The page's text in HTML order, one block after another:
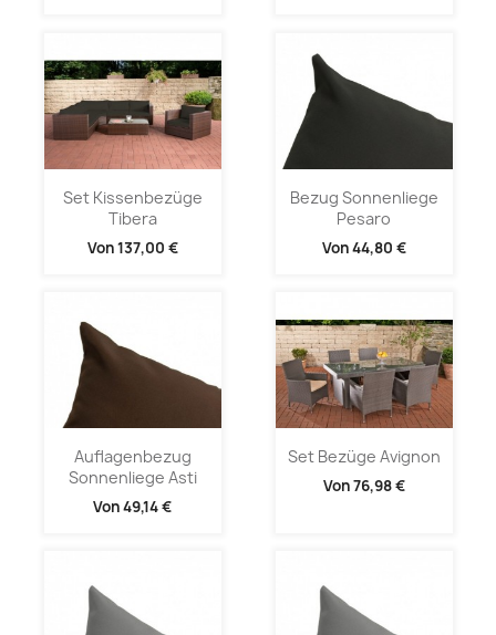
Set Kissenbezüge
Tibera
Von137,00 €
Bezug Sonnenliege
Pesaro
Von44,80 €
Auflagenbezug
Sonnenliege Asti
Von49,14 €
Set Bezüge Avignon
Von76,98 €